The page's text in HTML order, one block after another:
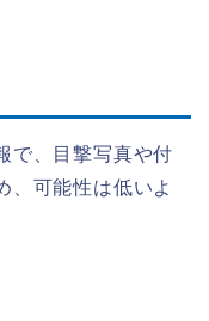
で、目撃写真や付
、可能性は低いよ